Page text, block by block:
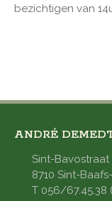
bezichtigen van
ANDRÉ
Sint-Bavostraat
8710 Sint-
T 056/67.45.38